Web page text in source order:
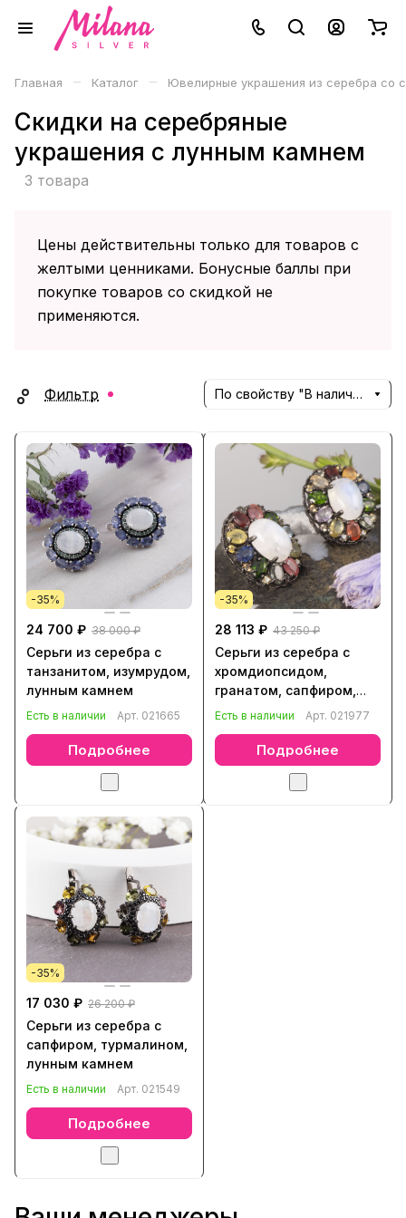
Главная – Каталог – Ювелирные украшения из серебра со
Скидки на серебряные
украшения с лунным камнем
3 товара
Цены действительны только для товаров с
желтыми ценниками. Бонусные баллы при
покупке товаров со скидкой не
применяются.
Фильтр По свойству "В наличии" (убывание)
-35%
24 700 ₽ 38 000 ₽
Серьги из серебра с
танзанитом, изумрудом,
лунным камнем
Есть в наличии Арт. 021665
Подробнее
-35%
28 113 ₽ 43 250 ₽
Серьги из серебра с
хромдиопсидом,
гранатом, сапфиром,
лунным камнем
Есть в наличии Арт. 021977
Подробнее
-35%
17 030 ₽ 26 200 ₽
Серьги из серебра с
сапфиром, турмалином,
лунным камнем
Есть в наличии Арт. 021549
Подробнее